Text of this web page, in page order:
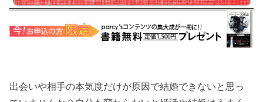
出会いや相手の本気度だけが原因で結婚できないと思っ